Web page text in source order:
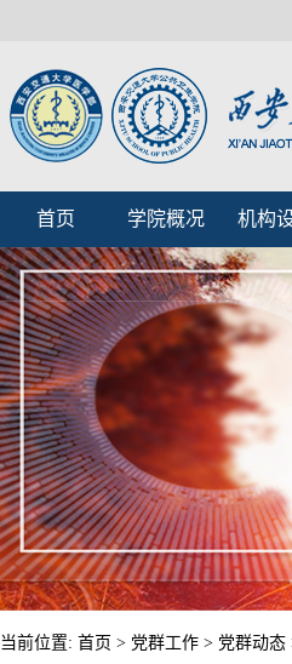
首页 学院概况 机构
当前位置: 首页 > 党群工作 > 党群动态